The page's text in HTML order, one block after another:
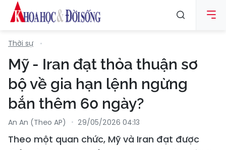
Thời sự
Mỹ - Iran đạt thỏa thuận sơ
bộ về gia hạn lệnh ngừng
bắn thêm 60 ngày?
An An (Theo AP) 29/05/2026 04:13
Theo một quan chức, Mỹ và Iran đạt được